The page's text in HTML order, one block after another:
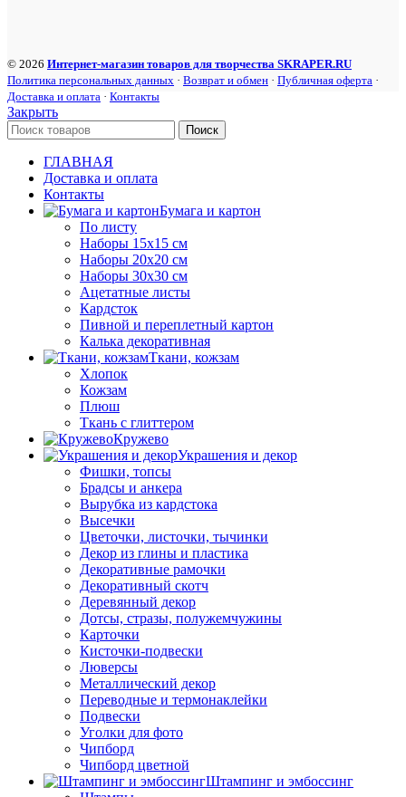
© 2026 Интернет-магазин товаров для творчества SKRAPER.RU
Политика персональных данных · Возврат и обмен · Публичная оферта ·
Доставка и оплата · Контакты
Закрыть
Поиск
ГЛАВНАЯ
Доставка и оплата
Контакты
Бумага и картон
По листу
Наборы 15х15 см
Наборы 20х20 см
Наборы 30х30 см
Ацетатные листы
Кардсток
Пивной и переплетный картон
Калька декоративная
Ткани, кожзам
Хлопок
Кожзам
Плюш
Ткань с глиттером
Кружево
Украшения и декор
Фишки, топсы
Брадсы и анкера
Вырубка из кардстока
Высечки
Цветочки, листочки, тычинки
Декор из глины и пластика
Декоративные рамочки
Декоративный скотч
Деревянный декор
Дотсы, стразы, полужемчужины
Карточки
Кисточки-подвески
Люверсы
Металлический декор
Переводные и термонаклейки
Подвески
Уголки для фото
Чипборд
Чипборд цветной
Штампинг и эмбоссинг